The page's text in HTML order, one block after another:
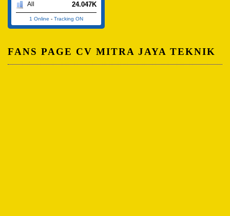
All 24.047K
1 Online - Tracking ON
FANS PAGE CV MITRA JAYA TEKNIK